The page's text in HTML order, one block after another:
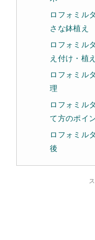
ロフォミル
さな鉢植え
ロフォミル
え付け・植
ロフォミル
理
ロフォミル
て方のポイ
ロフォミル
後